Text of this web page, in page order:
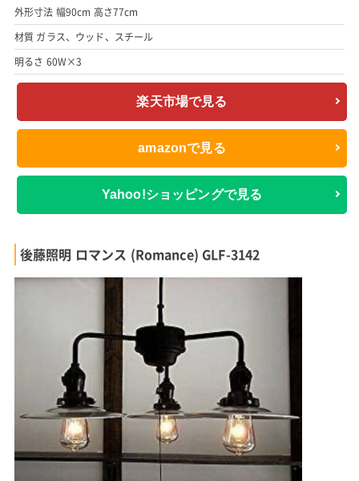
外形寸法 幅90cm 高さ77cm
材質 ガラス、ウッド、スチール
明るさ 60W×3
楽天市場で見る
amazonで見る
Yahoo!ショッピングで見る
後藤照明 ロマンス (Romance) GLF-3142